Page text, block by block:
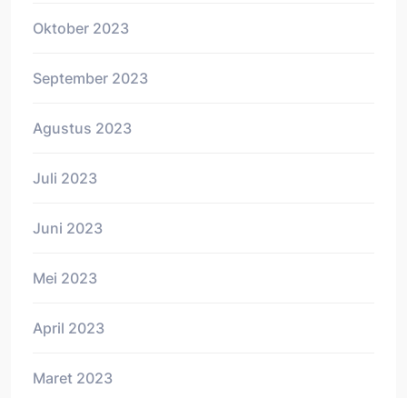
Oktober 2023
September 2023
Agustus 2023
Juli 2023
Juni 2023
Mei 2023
April 2023
Maret 2023